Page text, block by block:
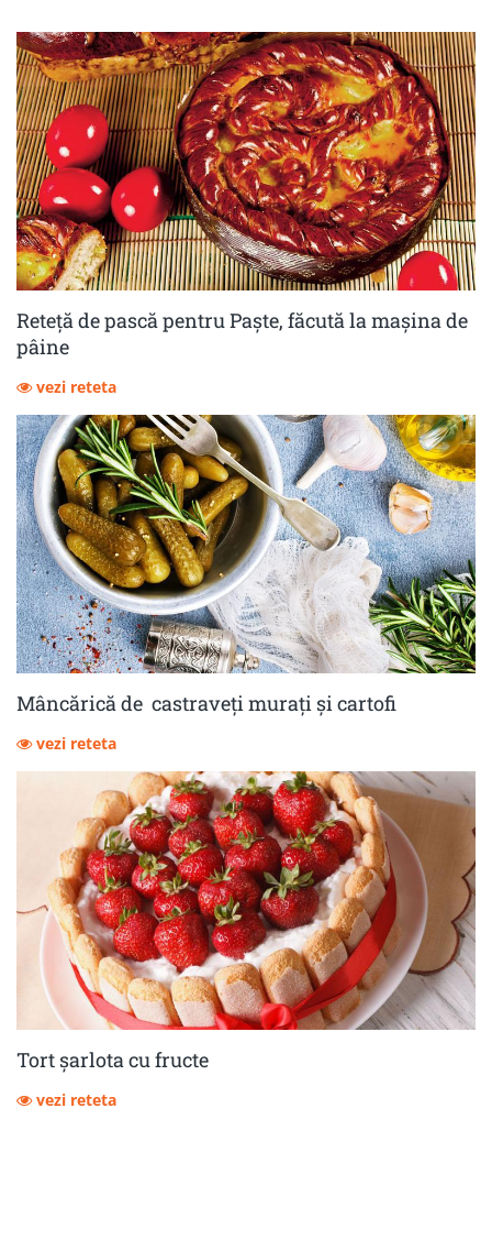
Reteță de pască pentru Paște, făcută la mașina de
pâine
vezi reteta
Mâncărică de castraveţi muraţi şi cartofi
vezi reteta
Tort șarlota cu fructe
vezi reteta